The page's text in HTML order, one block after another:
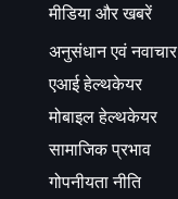
मीडिया और खबरें
अनुसंधान एवं नवाचार
एआई हेल्थकेयर
मोबाइल हेल्थकेयर
सामाजिक प्रभाव
गोपनीयता नीति